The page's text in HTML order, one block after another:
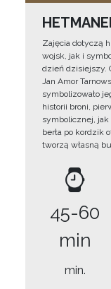
Zajęcia dotyczą
wojsk, jak i
dzień dzisiejszy.
Jan Amor
symbolizowało
historii broni,
symbolicznej,
berła po kordzik
tworzą własną
45-60
min
min.